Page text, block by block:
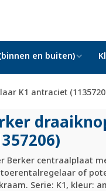
en buiten)
K1 antraciet
Berker centraalplaat
of
Serie: K1, kleur: